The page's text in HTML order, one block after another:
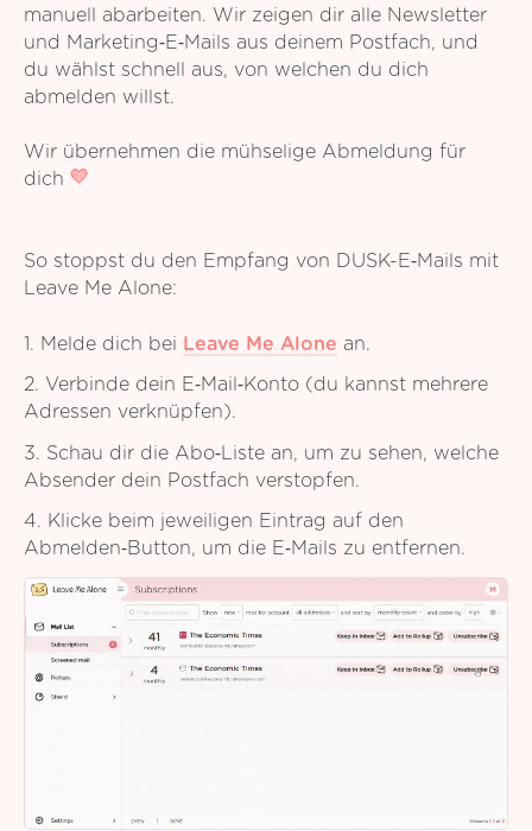
manuell abarbeiten. Wir zeigen dir alle Newsletter
und Marketing‑E‑Mails aus deinem Postfach, und
du wählst schnell aus, von welchen du dich
abmelden willst.
Wir übernehmen die mühselige Abmeldung für
dich
So stoppst du den Empfang von DUSK-E‑Mails mit
Leave Me Alone:
1. Melde dich bei Leave Me Alone an.
2. Verbinde dein E‑Mail‑Konto (du kannst mehrere
Adressen verknüpfen).
3. Schau dir die Abo‑Liste an, um zu sehen, welche
Absender dein Postfach verstopfen.
4. Klicke beim jeweiligen Eintrag auf den
Abmelden‑Button, um die E‑Mails zu entfernen.